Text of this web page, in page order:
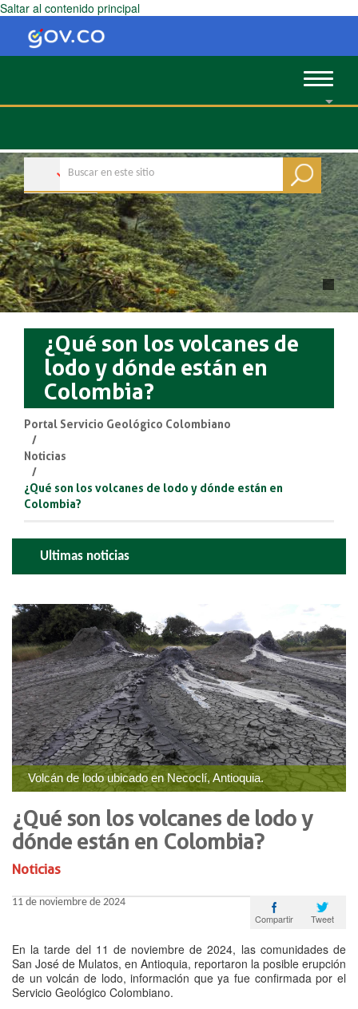
Saltar al contenido principal
Toggle
¿Qué son los volcanes de
lodo y dónde están en
Colombia?
Portal Servicio Geológico Colombiano
Noticias
¿Qué son los volcanes de lodo y dónde están en
Colombia?
Ultimas noticias
​Volcán de lodo ubicado en Necoclí, Antioquia.
¿Qué son los volcanes de lodo y
dónde están en Colombia?
Noticias
11 de noviembre de 2024
Tweet
Compartir
En la tarde del 11 de noviembre de 2024, las comunidades de
San José de Mulatos, en Antioquia, reportaron la posible erupción
de un volcán de lodo, información que ya fue confirmada por el
Servicio Geológico Colombiano.